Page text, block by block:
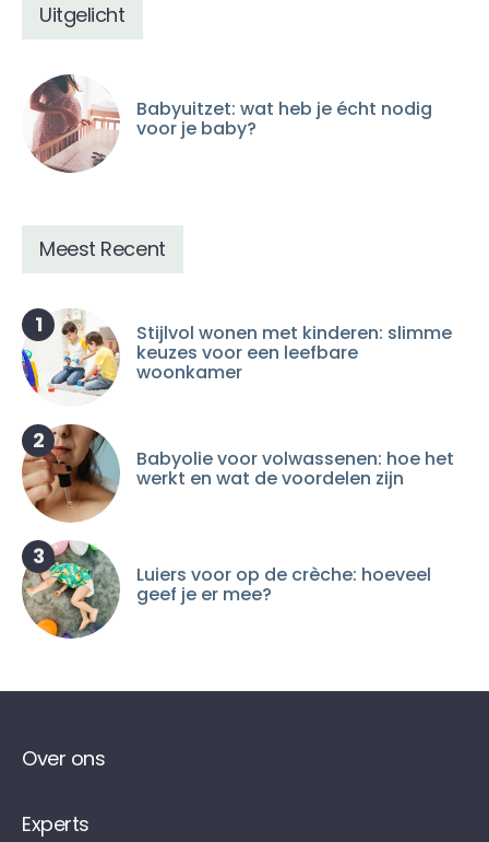
Uitgelicht
Babyuitzet: wat heb je écht nodig
voor je baby?
Meest Recent
1 Stijlvol wonen met kinderen: slimme
keuzes voor een leefbare
woonkamer
2
Babyolie voor volwassenen: hoe het
werkt en wat de voordelen zijn
3
Luiers voor op de crèche: hoeveel
geef je er mee?
Over ons
Experts